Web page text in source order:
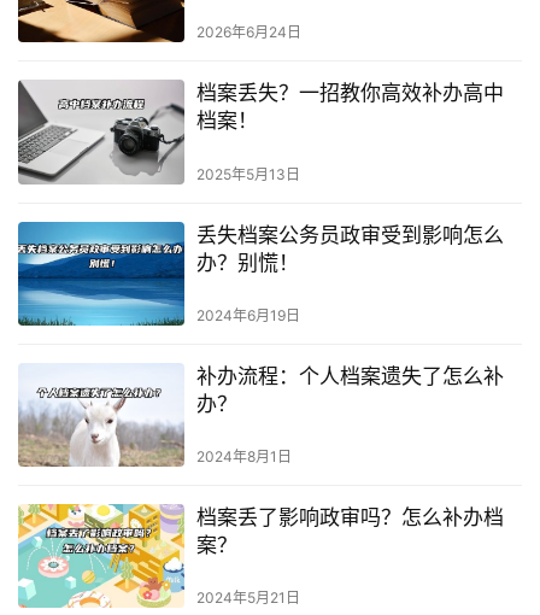
2026年6月24日
档案丢失？一招教你高效补办高中
档案！
2025年5月13日
丢失档案公务员政审受到影响怎么
办？别慌！
2024年6月19日
补办流程：个人档案遗失了怎么补
办？
2024年8月1日
档案丢了影响政审吗？怎么补办档
案？
2024年5月21日